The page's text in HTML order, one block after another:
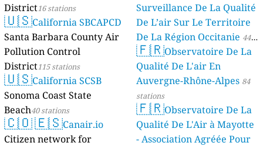
District16 stations
🇺🇸California SBCAPCD
Santa Barbara County Air
Pollution Control
District115 stations
🇺🇸California SCSB
Sonoma Coast State
Beach40 stations
🇨🇴🇪🇸Canair.io
Citizen network for
Surveillance De La Qualité
De L’air Sur Le Territoire
De La Région Occitanie 44
stations
🇫🇷Observatoire De La
Qualité De L'air En
Auvergne-Rhône-Alpes 84
stations
🇫🇷Observatoire De La
Qualité De L'Air à Mayotte
- Association Agréée Pour